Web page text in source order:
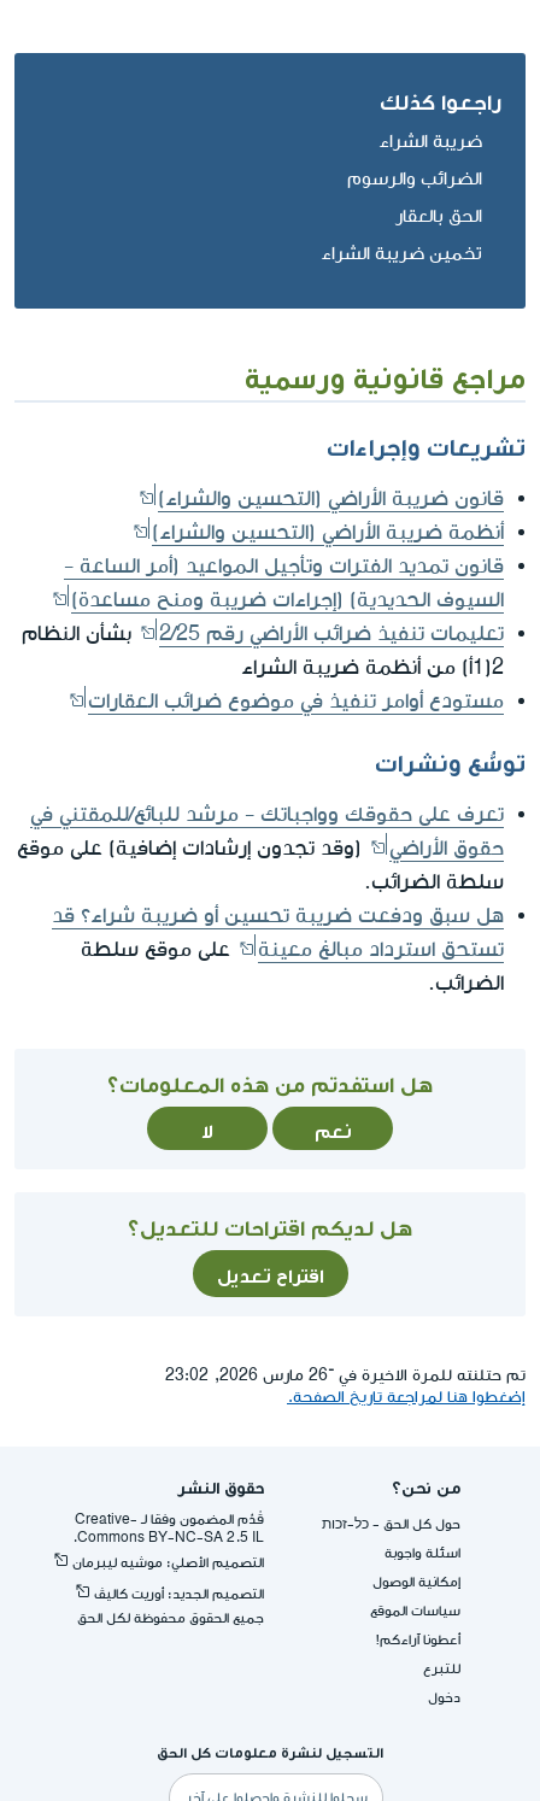
راجعوا كذلك
ضريبة الشراء
الضرائب والرسوم
الحق بالعقار
تخمين ضريبة الشراء
مراجع قانونية ورسمية
تشريعات وإجراءات
قانون ضريبة الأراضي (التحسين والشراء)
أنظمة ضريبة الأراضي (التحسين والشراء)
قانون تمديد الفترات وتأجيل المواعيد (أمر الساعة -
السيوف الحديدية) (إجراءات ضريبة ومنح مساعدة)
تعليمات تنفيذ ضرائب الأراضي رقم 2/25
بشأن النظام
2(1أ) من أنظمة ضريبة الشراء
مستودع أوامر تنفيذ في موضوع ضرائب العقارات
توسُّع ونشرات
تعرف على حقوقك وواجباتك - مرشد للبائع/للمقتني في
حقوق الأراضي
(وقد تجدون إرشادات إضافية) على موقع
سلطة الضرائب.
هل سبق ودفعت ضريبة تحسين أو ضريبة شراء؟ قد
تستحق استرداد مبالغ معينة
على موقع سلطة
الضرائب.
هل استفدتم من هذه المعلومات؟
نعم لا
هل لديكم اقتراحات للتعديل؟
اقتراح تعديل
تم حتلنته للمرة الاخيرة في ־26 مارس 2026, 23:02
إضغطوا هنا لمراجعة تاريخ الصفحة.
من نحن؟
حول كل الحق - כל-זכות
اسئلة واجوبة
إمكانية الوصول
سياسات الموقع
أعطونا آراءكم!
للتبرع
دخول
حقوق النشر
قُدِّم المضمون وفقا لـ -Creative
Commons BY-NC-SA 2.5 IL.
التصميم الأصلي: موشيه ليبرمان
التصميم الجديد: أوريت كاليڤ
جميع الحقوق محفوظة لكل الحق
التسجيل لنشرة معلومات كل الحق
البريد